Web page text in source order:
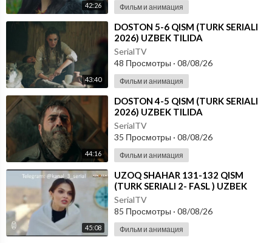
42:26 Фильм и анимация
43:40
⁣DOSTON 5-6 QISM (TURK SERIALI
2026) UZBEK TILIDA
SerialTV
48 Просмотры · 08/08/26
Фильм и анимация
44:16
⁣DOSTON 4-5 QISM (TURK SERIALI
2026) UZBEK TILIDA
SerialTV
35 Просмотры · 08/08/26
Фильм и анимация
45:08
⁣UZOQ SHAHAR 131-132 QISM
(TURK SERIALI 2- FASL ) UZBEK
TILIDA
SerialTV
85 Просмотры · 08/08/26
Фильм и анимация